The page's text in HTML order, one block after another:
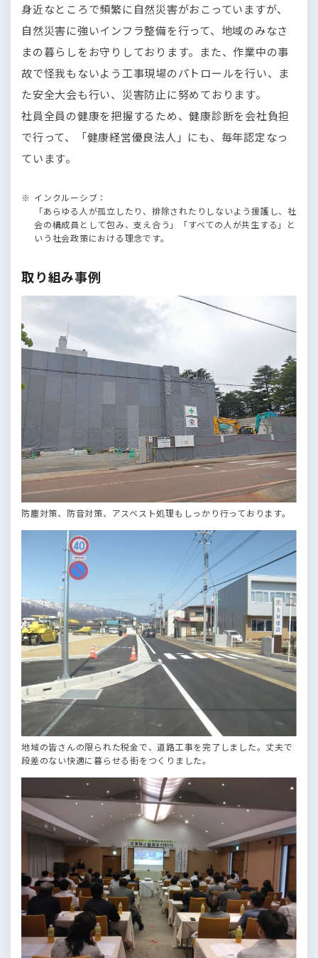
身近なところで頻繁に自然災害がおこっていますが、
自然災害に強いインフラ整備を行って、地域のみなさ
まの暮らしをお守りしております。また、作業中の事
故で怪我もないよう工事現場のパトロールを行い、ま
た安全大会も行い、災害防止に努めております。
社員全員の健康を把握するため、健康診断を会社負担
で行って、「健康経営優良法人」にも、毎年認定なっ
ています。
インクルーシブ：
「あらゆる人が孤立したり、排除されたりしないよう援護し、社
会の構成員として包み、支え合う」「すべての人が共生する」と
いう社会政策における理念です。
取り組み事例
防塵対策、防音対策、アスベスト処理もしっかり行っております。
地域の皆さんの限られた税金で、道路工事を完了しました。丈夫で
段差のない快適に暮らせる街をつくりました。